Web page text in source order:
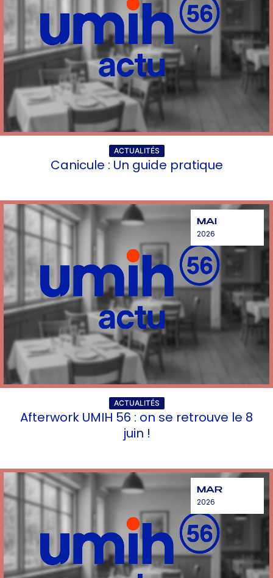
ACTUALITÉS
Canicule : Un guide pratique
MAI
2026
ACTUALITÉS
Afterwork UMIH 56 : on se retrouve le 8
juin !
MAR
2026